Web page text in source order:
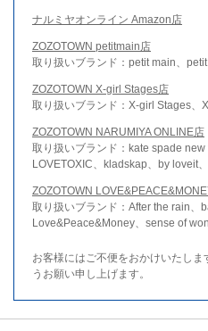
ナルミヤオンライン Amazon店
ZOZOTOWN petitmain店
取り扱いブランド：petit main、
ZOZOTOWN X-girl Stages店
取り扱いブランド：X-girl Stages、
ZOZOTOWN NARUMIYA ONLINE店
取り扱いブランド：kate spade new
LOVETOXIC、kladskap、by loveit
ZOZOTOWN
取り扱いブランド：After the rain、
Love&Peace&Money、sense of
お客様にはご不便をおかけいたし
うお願い申し上げます。